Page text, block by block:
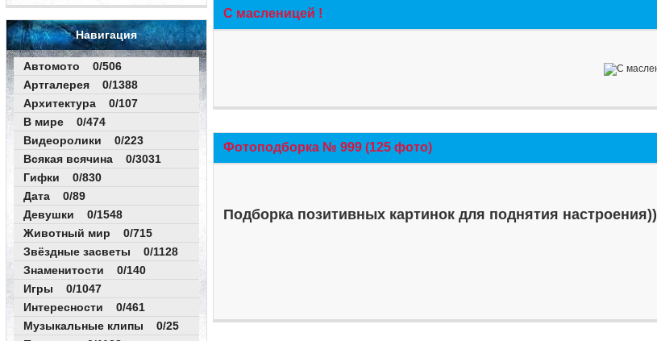
Навигация
Автомото 0/506
Артгалерея 0/1388
Архитектура 0/107
В мире 0/474
Видеоролики 0/223
Всякая всячина 0/3031
Гифки 0/830
Дата 0/89
Девушки 0/1548
Животный мир 0/715
Звёздные засветы 0/1128
Знаменитости 0/140
Игры 0/1047
Интересности 0/461
Музыкальные клипы 0/25
С масленицей !
Фотоподборка № 999 (125 фото)
Подборка позитивных картинок для поднятия настроения))